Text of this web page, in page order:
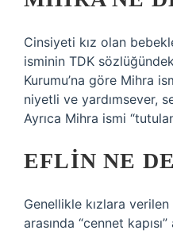
Cinsiyeti kız olan
isminin TDK
Kurumu’na göre Mihra
niyetli ve yardımsever,
Ayrıca Mihra ismi
EFLIN NE
Genellikle kızlara
arasında “cennet